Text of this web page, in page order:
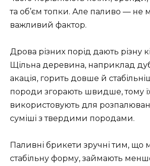
та об’єм топки. Але паливо — не
важливий фактор.
Дрова різних порід дають різну
Щільна деревина, наприклад
акація, горить довше й
породи згорають швидше, тому
використовують для
суміші з твердими породами.
Паливні брикети зручні тим, що
стабільну форму, займають